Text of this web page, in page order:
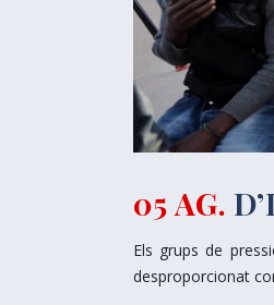
05 AG.
Els grups de
desproporcionat